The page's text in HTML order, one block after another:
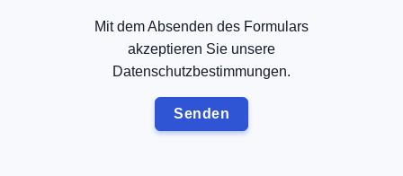
Mit dem Absenden des Formulars
akzeptieren Sie unsere
Datenschutzbestimmungen.